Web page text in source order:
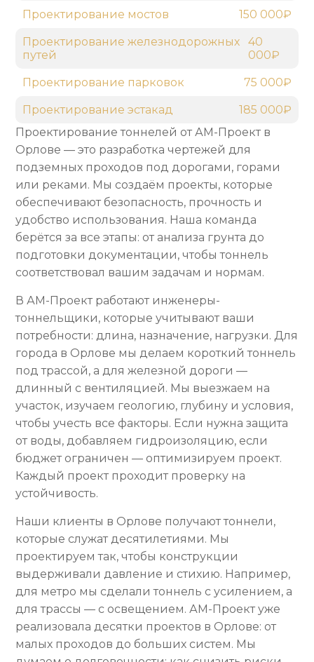
Проектирование тоннелей от АМ-Проект в
Орлове — это разработка чертежей для
подземных проходов под дорогами, горами
или реками. Мы создаём проекты, которые
обеспечивают безопасность, прочность и
удобство использования. Наша команда
берётся за все этапы: от анализа грунта до
подготовки документации, чтобы тоннель
соответствовал вашим задачам и нормам.
В АМ-Проект работают инженеры-
тоннельщики, которые учитывают ваши
потребности: длина, назначение, нагрузки. Для
города в Орлове мы делаем короткий тоннель
под трассой, а для железной дороги —
длинный с вентиляцией. Мы выезжаем на
участок, изучаем геологию, глубину и условия,
чтобы учесть все факторы. Если нужна защита
от воды, добавляем гидроизоляцию, если
бюджет ограничен — оптимизируем проект.
Каждый проект проходит проверку на
устойчивость.
Наши клиенты в Орлове получают тоннели,
которые служат десятилетиями. Мы
проектируем так, чтобы конструкции
выдерживали давление и стихию. Например,
для метро мы сделали тоннель с усилением, а
для трассы — с освещением. АМ-Проект уже
реализовала десятки проектов в Орлове: от
малых проходов до больших систем. Мы
Проектирование мостов 150 000₽
Проектирование железнодорожных
путей
40
000₽
Проектирование парковок 75 000₽
Проектирование эстакад 185 000₽